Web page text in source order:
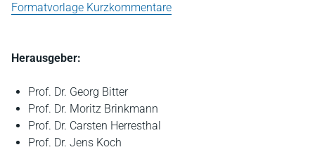
Formatvorlage Kurzkommentare
Herausgeber:
Prof. Dr. Georg Bitter
Prof. Dr. Moritz Brinkmann
Prof. Dr. Carsten Herresthal
Prof. Dr. Jens Koch